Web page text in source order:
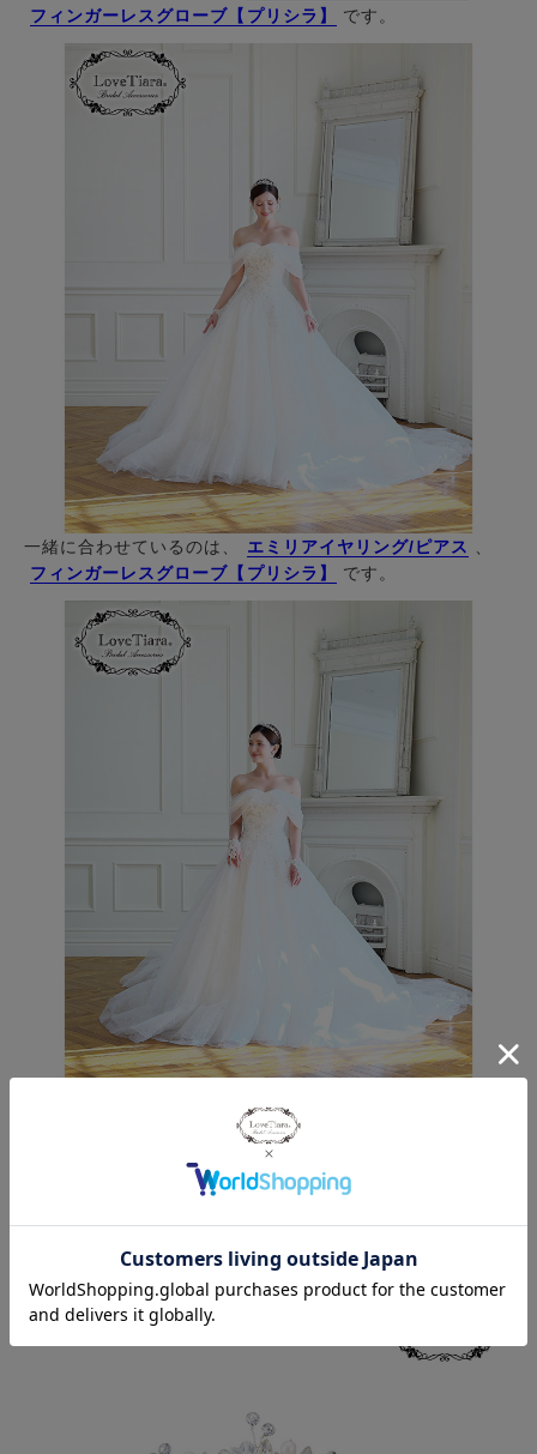
フィンガーレスグローブ【プリシラ】
です。
一緒に合わせているのは、 エミリアイヤリング/ピアス
フィンガーレスグローブ【プリシラ】
です。
エミリアイヤリング/ピアス
フィンガーレスグローブ【プリシラ】
Detail